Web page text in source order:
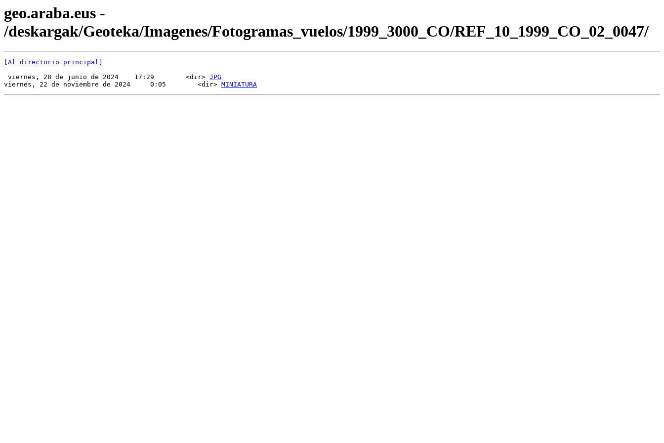
geo.araba.eus -
/deskargak/Geoteka/Imagenes/Fotogramas_vuelos/1999_3000_CO/REF_10_1999_CO_02_0047/
[Al directorio principal]
viernes, 28 de junio de 2024    17:29        <dir> JPG
viernes, 22 de noviembre de 2024     0:05        <dir> MINIATURA